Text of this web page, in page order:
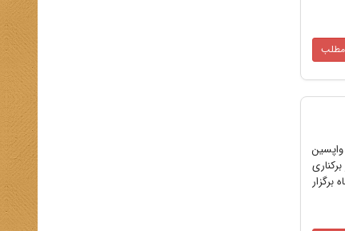
مطلب
واپسین
کرده، تا 9 آبان 1320 (حدود 45 روز پس از برکناری
رضاشاه برگزار